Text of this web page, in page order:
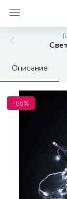
Описание
-65%